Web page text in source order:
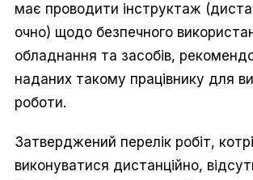
має проводити інструктаж
очно) щодо безпечного
обладнання та засобів,
наданих такому працівнику для
роботи.
Затверджений перелік робіт,
виконуватися дистанційно,